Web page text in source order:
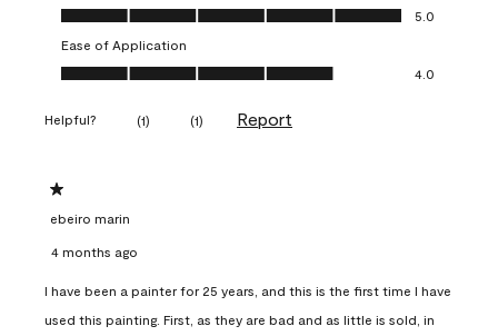
Value of Product, 5.0 out of 5
5.0
Ease of Application
Ease of Application, 4.0 out of 5
4.0
Helpful? (1) (1) Report
1 out of 5 stars.
ebeiro marin
4 months ago
I have been a painter for 25 years, and this is the first time I have
used this painting. First, as they are bad and as little is sold, in